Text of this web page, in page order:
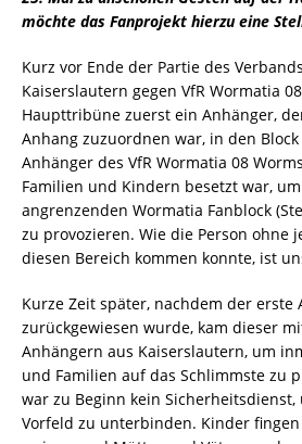
möchte das Fanprojekt hierzu eine
Kurz vor Ende der Partie des
Kaiserslautern gegen VfR Wormatia
Haupttribüne zuerst ein Anhänger,
Anhang zuzuordnen war, in den
Anhänger des VfR Wormatia 08
Familien und Kindern besetzt war,
angrenzenden Wormatia Fanblock
zu provozieren. Wie die Person ohne
diesen Bereich kommen konnte, ist
Kurze Zeit später, nachdem der erste
zurückgewiesen wurde, kam dieser
Anhängern aus Kaiserslautern, um
und Familien auf das Schlimmste zu
war zu Beginn kein
Vorfeld zu unterbinden. Kinder